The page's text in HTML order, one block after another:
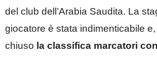
del club dell’Arabia Saudita. La
giocatore è stata indimenticabile
chiuso la classifica marcatori